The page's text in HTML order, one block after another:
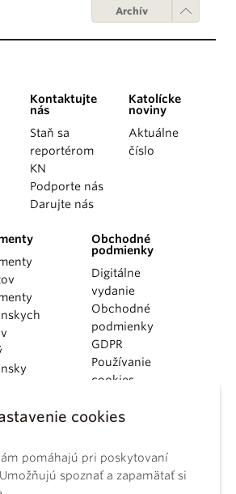
cookies
pomáhajú pri poskytovaní
spoznať a zapamätať si
Archív
Kontaktujte
nás
Staň sa
reportérom
KN
Podporte nás
Darujte nás
Katolícke
noviny
Aktuálne
číslo
Obchodné
podmienky
Digitálne
vydanie
Obchodné
podmienky
GDPR
Používanie
cookies